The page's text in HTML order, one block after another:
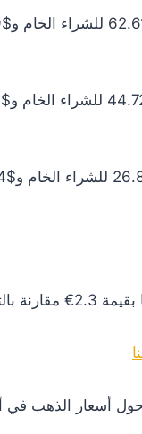
أسعار الذهب في